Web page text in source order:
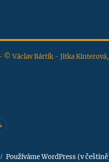
© Václav Bártík - Jitka
Napište
Používáme WordPress (v